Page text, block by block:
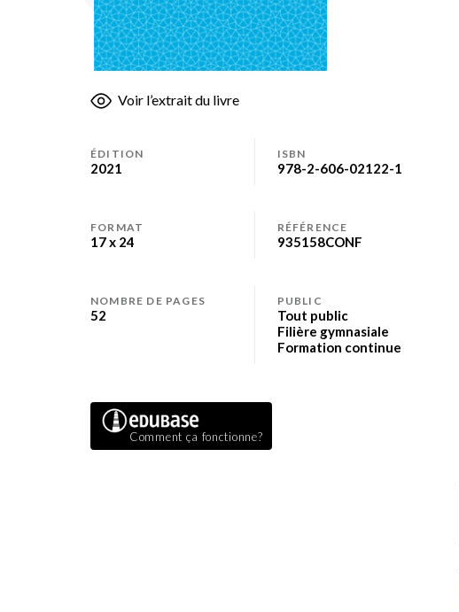
to
of
gallery
Voir l’extrait du livre
ÉDITION
2021
ISBN
978-2-606-02122-1
FORMAT
17 x 24
RÉFÉRENCE
935158CONF
NOMBRE DE PAGES
52
PUBLIC
Tout public
Filière gymnasiale
Formation continue
Comment ça fonctionne?